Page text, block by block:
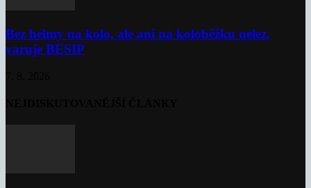
Bez helmy na kolo, ale ani na koloběžku nelez,
varuje BESIP